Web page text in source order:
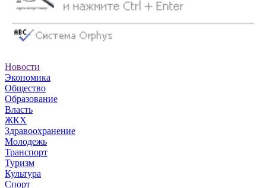
Новости
Экономика
Общество
Образование
Власть
ЖКХ
Здравоохранение
Молодежь
Транспорт
Туризм
Культура
Спорт